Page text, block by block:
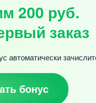
200 руб.
заказ
автоматически
бонус